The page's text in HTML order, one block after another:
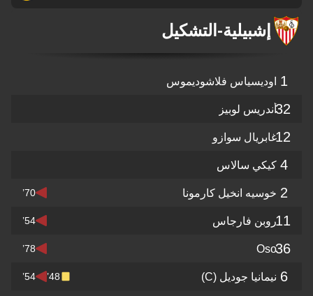
إشبيلية- التشكيل
1 اوديسياس فلاشوديموس
32أندريس لوبيز
12غابريال سوازو
4 كيكي سالاس
2 خوسيه انخيل كارمونا 70’
11روبن فارجاس 54’
36
Oso
78’
6 نيمانيا جوديل (C)
48’
54’